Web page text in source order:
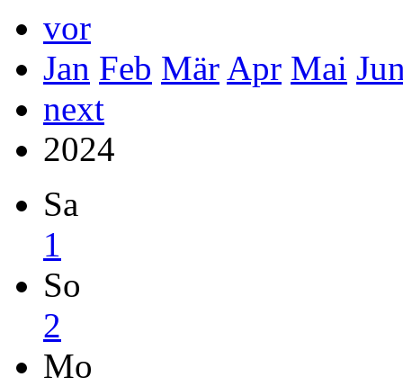
vor
Jan Feb Mär Apr Mai
next
2024
Sa
1
So
2
Mo